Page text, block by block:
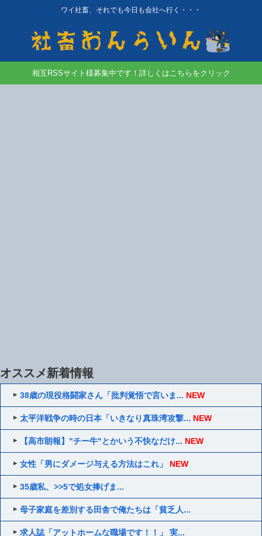
ワイ社畜、それでも今日も会社へ行く・・・
相互RSSサイト様募集中です！詳しくはこちらをクリック
オススメ新着情報
38歳の現役格闘家さん「批判覚悟で言いま... NEW
太平洋戦争の時の日本「いきなり真珠湾攻撃... NEW
【高市朗報】"チー牛"とかいう不快なだけ... NEW
女性「男にダメージ与える方法はこれ」 NEW
35歳私、>>5で処女捧げま...
母子家庭を差別する田舎で俺たちは「貧乏人...
求人誌「アットホームな職場です！！」 実...